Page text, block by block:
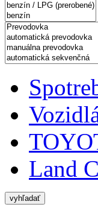
Land
vyhľadať